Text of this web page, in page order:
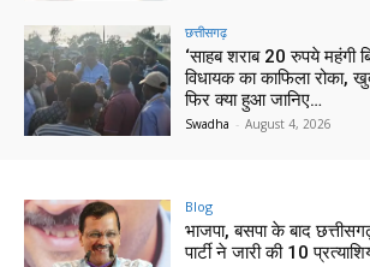
छत्तीसगढ़
‘साहब शराब 20 रुपये महंगी
विधायक का काफिला रोका,
फिर क्या हुआ जानिए…
Swadha - August 4, 2026
Blog
भाजपा, बसपा के बाद
पार्टी ने जारी की 10